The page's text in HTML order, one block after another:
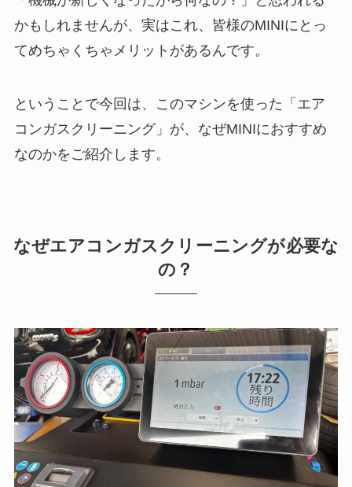
かもしれませんが、実はこれ、皆様のMINIにとっ
てめちゃくちゃメリットがあるんです。
ということで今回は、このマシンを使った「エア
コンガスクリーニング」が、なぜMINIにおすすめ
なのかをご紹介します。
なぜエアコンガスクリーニングが必要な
の？